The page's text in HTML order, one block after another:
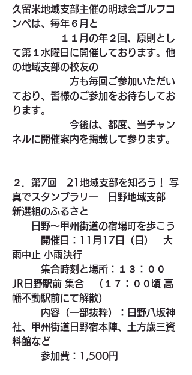
久留米地域支部主催の明球会ゴルフコ
ンペは、毎年６月と
１１月の年２回、原則とし
て第１水曜日に開催しております。他
の地域支部の校友の
方も毎回ご参加いただい
ており、皆様のご参加をお待ちしてお
ります。
今後は、都度、当チャン
ネルに開催案内を掲載して参ります。
２．第7回　21地域支部を知ろう！ 写
真でスタンプラリー　日野地域支部
新選組のふるさと
日野～甲州街道の宿場町を歩こう
開催日：11月17日（日）　大
雨中止 小雨決行
集合時刻と場所：１３：００
JR日野駅前 集合　（１７：００頃 高
幡不動駅前にて解散）
内容（一部抜粋）：日野八坂神
社、甲州街道日野宿本陣、土方歳三資
料館など
参加費：1,500円